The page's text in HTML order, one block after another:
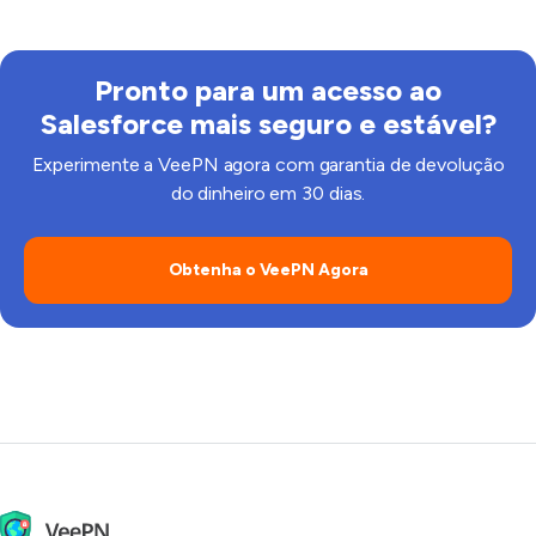
Pronto para um acesso ao
Salesforce mais seguro e estável?
Experimente a VeePN agora com garantia de devolução
do dinheiro em 30 dias.
Obtenha o VeePN Agora